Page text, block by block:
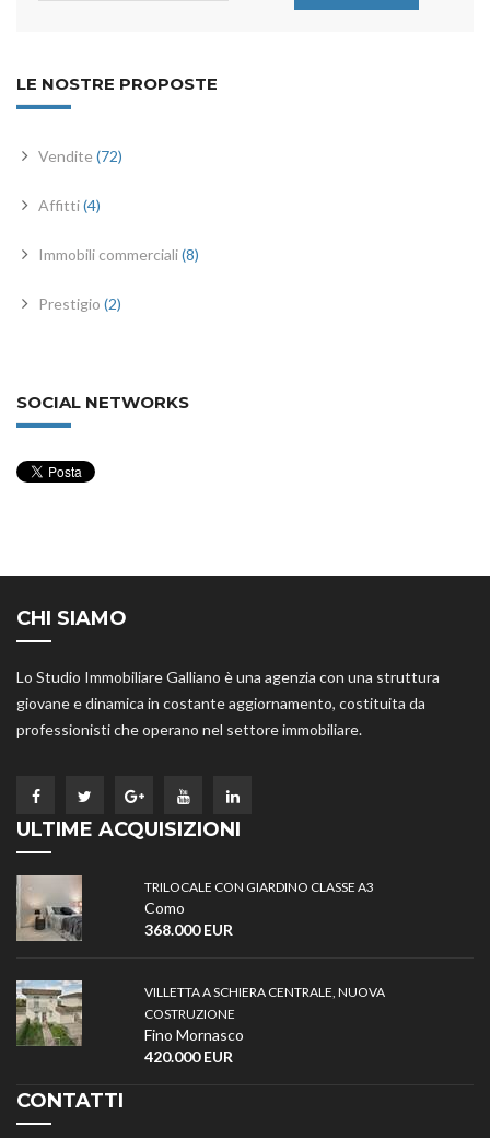
LE NOSTRE PROPOSTE
Vendite (72)
Affitti(4)
Immobili commerciali(8)
Prestigio (2)
SOCIAL NETWORKS
CHI SIAMO
Lo Studio Immobiliare Galliano è una agenzia con una struttura
giovane e dinamica in costante aggiornamento, costituita da
professionisti che operano nel settore immobiliare.
ULTIME ACQUISIZIONI
TRILOCALE CON GIARDINO CLASSE A3
Como
368.000 EUR
VILLETTA A SCHIERA CENTRALE, NUOVA
COSTRUZIONE
Fino Mornasco
420.000 EUR
CONTATTI